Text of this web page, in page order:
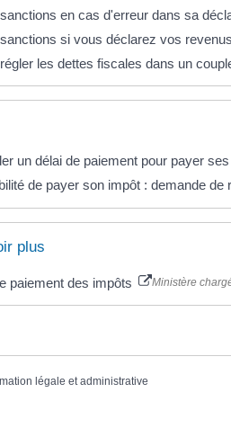
en cas d'erreur dans sa
si vous déclarez vos
les dettes fiscales dans un
un délai de paiement pour payer
de payer son impôt : demande de
plus
paiement des impôts Ministère
légale et administrative